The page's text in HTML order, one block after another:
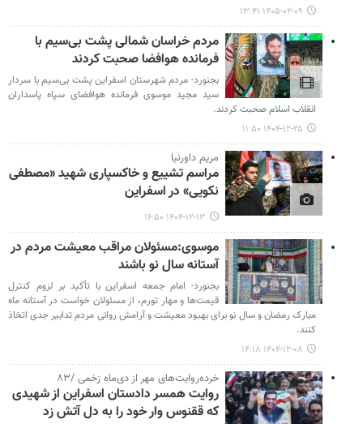
۱۴۰۵-۰۲-۰۹ ۱۳:۴۱
مردم خراسان شمالی پشت بی‌سیم با
فرمانده هوافضا صحبت کردند
بجنورد- مردم شهرستان اسفراین پشت بی‌سیم با سردار
سید مجید موسوی فرمانده هوافضای سپاه پاسداران
انقلاب اسلام صحبت کردند.
۱۴۰۴-۱۲-۲۵ ۱۱:۵۰
مریم داورنیا
مراسم تشییع و خاکسپاری شهید «مصطفی
نکویی» در اسفراین
۱۴۰۴-۱۲-۱۳ ۱۶:۵۰
موسوی:مسئولان مراقب معیشت مردم در
آستانه سال نو باشند
بجنورد- امام جمعه اسفراین با تأکید بر لزوم کنترل
قیمت‌ها و مهار تورم، از مسئولان خواست در آستانه ماه
مبارک رمضان و سال نو برای بهبود معیشت و آرامش روانی مردم تدابیر جدی اتخاذ
کنند.
۱۴۰۴-۱۲-۰۸ ۱۴:۱۸
خرده‌روایت‌های مهر از دی‌ماه زخمی /۸۳
روایت همسر دادستان اسفراین از شهیدی
که ققنوس وار خود را به دل آتش زد